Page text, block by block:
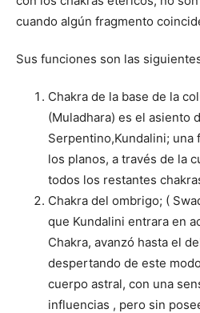
cuando algún fragmento
Sus funciones son las
Chakra de la base de la
(Muladhara) es el asiento
Serpentino,Kundalini;
los planos, a través de la
todos los restantes
Chakra del ombrigo; (
que Kundalini entrara en
Chakra, avanzó hasta el
despertando de este
cuerpo astral, con una
influencias , pero sin